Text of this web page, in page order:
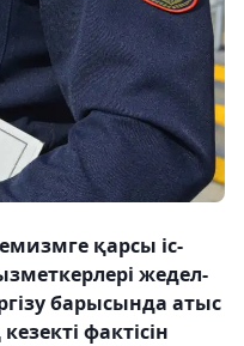
қарсы іс-
жедел-
барысында атыс
фактісін